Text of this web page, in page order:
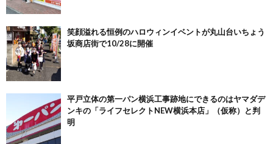
笑顔溢れる恒例のハロウィンイベントが丸山台いちょう
坂商店街で10/28に開催
平戸立体の第一パン横浜工事跡地にできるのはヤマダデ
ンキの「ライフセレクトNEW横浜本店」（仮称）と判
明